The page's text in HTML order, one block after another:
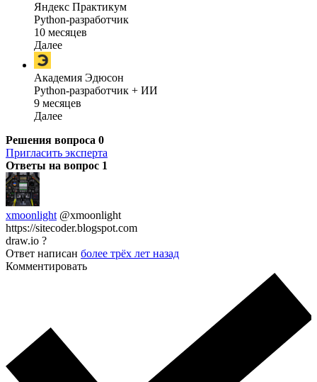
Яндекс Практикум
Python-разработчик
10 месяцев
Далее
Академия Эдюсон
Python-разработчик + ИИ
9 месяцев
Далее
Решения вопроса 0
Пригласить эксперта
Ответы на вопрос 1
xmoonlight @xmoonlight
https://sitecoder.blogspot.com
draw.io ?
Ответ написан более трёх лет назад
Комментировать